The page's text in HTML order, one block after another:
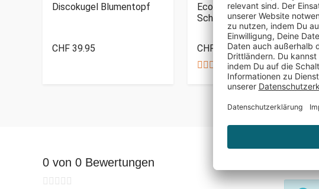
Discokugel Blumentopf
CHF 39.95
Ecocube
Schokoladenblume
CHF 29.95
0 von 0 Bewertungen